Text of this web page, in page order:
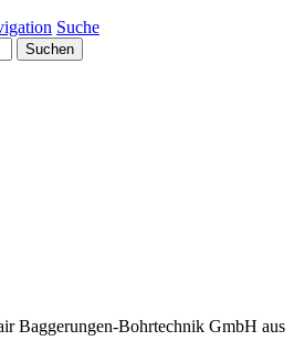
Suche
Baggerungen-Bohrtechnik GmbH aus